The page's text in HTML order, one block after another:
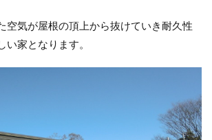
空気が屋根の頂上から抜けていき耐久性
い家となります。